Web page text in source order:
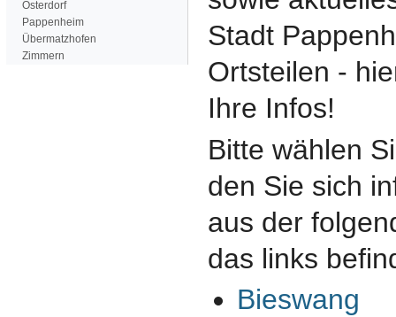
Osterdorf
Pappenheim
Übermatzhofen
Zimmern
Stadt
Ortsteilen -
Ihre Infos!
Bitte wählen
den Sie sich
aus der
das links
Bieswang